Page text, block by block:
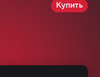
Купить